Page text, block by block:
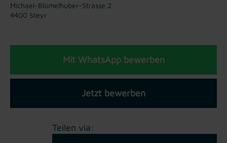
Michael-Blümelhuber-Strasse 2
4400 Steyr
Mit WhatsApp bewerben
Jetzt bewerben
Teilen via: